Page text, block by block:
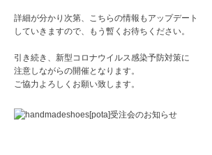
詳細が分かり次第、こちらの情報もアップデート
していきますので、もう暫くお待ちください。
引き続き、新型コロナウイルス感染予防対策に
注意しながらの開催となります。
ご協力よろしくお願い致します。